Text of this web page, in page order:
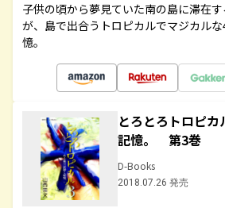
子供の頃から夢見ていた南の島に滞在
が、島で出合うトロピカルでマジカル
憶。
とろとろトロピ
記憶。 第3巻
D-Books
2018.07.26 発売